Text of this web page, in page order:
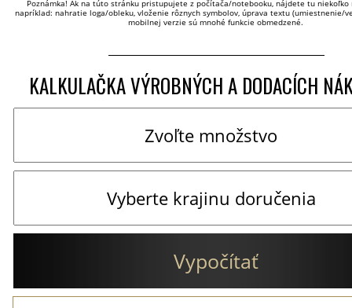
Poznámka! Ak na túto stránku pristupujete z počítača/notebooku, nájdete tu niekoľko
napríklad: nahratie loga/obleku, vloženie rôznych symbolov, úprava textu (umiestnenie/
mobilnej verzie sú mnohé funkcie obmedzené.
KALKULAČKA VÝROBNÝCH A DODACÍCH
Vypočítať